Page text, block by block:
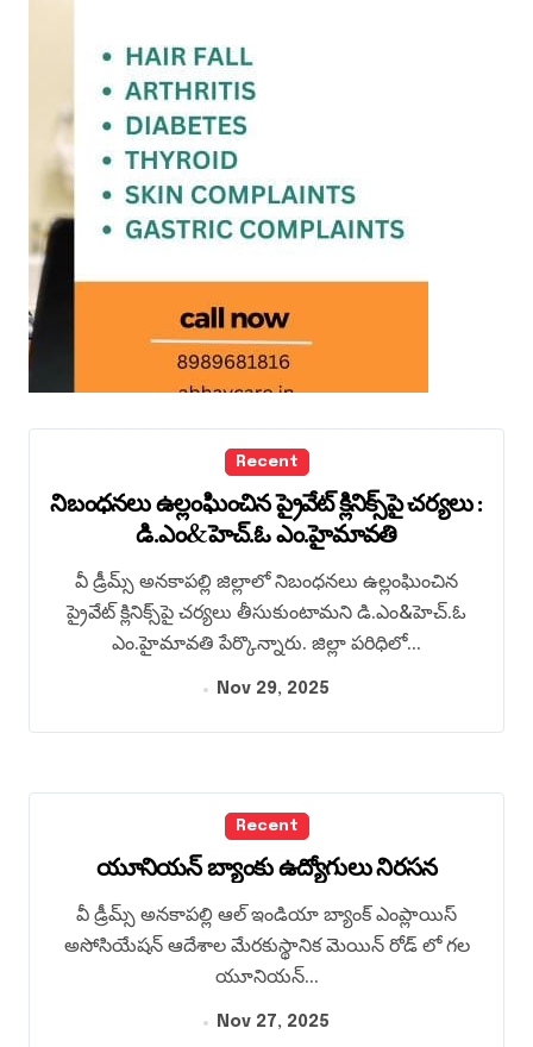
Recent
నిబంధనలు ఉల్లంఘించిన ప్రైవేట్ క్లినిక్స్‌పై చర్యలు :
డి.ఎం&హెచ్.ఓ ఎం.హైమావతి
వీ డ్రీమ్స్ అనకాపల్లి జిల్లాలో నిబంధనలు ఉల్లంఘించిన
ప్రైవేట్ క్లినిక్స్‌పై చర్యలు తీసుకుంటామని డి.ఎం&హెచ్.ఓ
ఎం.హైమావతి పేర్కొన్నారు. జిల్లా పరిధిలో...
Nov 29, 2025
Recent
యూనియన్ బ్యాంకు ఉద్యోగులు నిరసన
వీ డ్రీమ్స్ అనకాపల్లి ఆల్ ఇండియా బ్యాంక్ ఎంప్లాయిస్
అసోసియేషన్ ఆదేశాల మేరకుస్థానిక మెయిన్ రోడ్ లో గల
యూనియన్...
Nov 27, 2025